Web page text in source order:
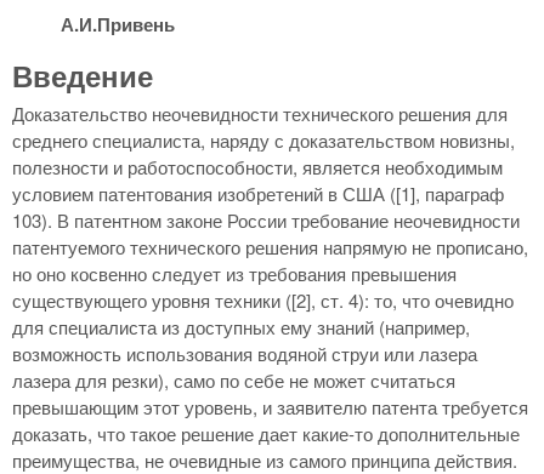
А.И.Привень
Введение
Доказательство неочевидности технического решения для
среднего специалиста, наряду с доказательством новизны,
полезности и работоспособности, является необходимым
условием патентования изобретений в США ([1], параграф
103). В патентном законе России требование неочевидности
патентуемого технического решения напрямую не прописано,
но оно косвенно следует из требования превышения
существующего уровня техники ([2], ст. 4): то, что очевидно
для специалиста из доступных ему знаний (например,
возможность использования водяной струи или лазера
лазера для резки), само по себе не может считаться
превышающим этот уровень, и заявителю патента требуется
доказать, что такое решение дает какие-то дополнительные
преимущества, не очевидные из самого принципа действия.